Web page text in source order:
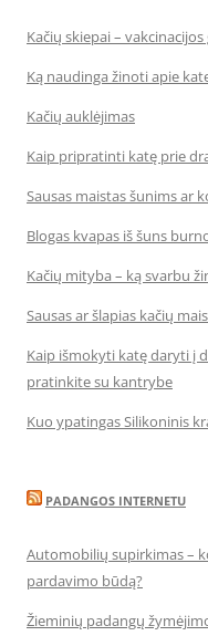
Kačių skiepai –
Ką naudinga žinoti apie
Kačių auklėjimas
Kaip pripratinti katę prie
Sausas maistas šunims ar
Blogas kvapas iš šuns
Kačių mityba – ką svarbu
Sausas ar šlapias kačių
Kaip išmokyti katę daryti į
pratinkite su kantrybe
Kuo ypatingas Silikoninis
PADANGOS INTERNETU
Automobilių supirkimas –
pardavimo būdą?
Žieminių padangų